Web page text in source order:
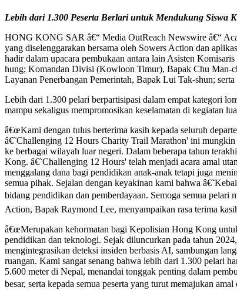
Lebih dari 1.300 Peserta Berlari untuk Mendukung Siswa
HONG KONG SAR â€“ Media OutReach Newswire â€“
yang diselenggarakan bersama oleh Sowers Action dan
hadir dalam upacara pembukaan antara lain Asisten
hung; Komandan Divisi (Kowloon Timur), Bapak Chu Man-
Layanan Penerbangan Pemerintah, Bapak Lui Tak-shun;
Lebih dari 1.300 pelari berpartisipasi dalam empat kategori
mampu sekaligus mempromosikan keselamatan di kegiatan
â€œKami dengan tulus berterima kasih kepada seluruh
â€˜Challenging 12 Hours Charity Trail Marathon' ini
ke berbagai wilayah luar negeri. Dalam beberapa tahun
Kong. â€˜Challenging 12 Hours' telah menjadi acara amal
menggalang dana bagi pendidikan anak-anak tetapi juga
semua pihak. Sejalan dengan keyakinan kami bahwa
bidang pendidikan dan pemberdayaan. Semoga semua pelari
Action, Bapak Raymond Lee, menyampaikan rasa terima
â€œMerupakan kehormatan bagi Kepolisian Hong Kong
pendidikan dan teknologi. Sejak diluncurkan pada tahun
mengintegrasikan deteksi insiden berbasis AI, sambungan
ruangan. Kami sangat senang bahwa lebih dari 1.300 pelari
5.600 meter di Nepal, menandai tonggak penting dalam
besar, serta kepada semua peserta yang turut memajukan